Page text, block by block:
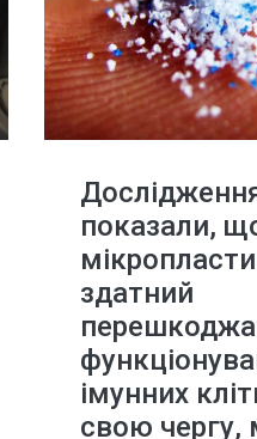
показали,
здатний
імунних
свою чергу,